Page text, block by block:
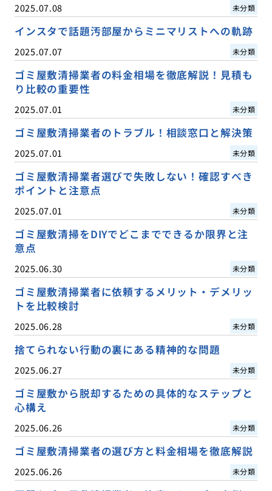
2025.07.08 未分類
インスタで話題汚部屋からミニマリストへの軌跡
2025.07.07 未分類
ゴミ屋敷清掃業者の料金相場を徹底解説！見積も
り比較の重要性
2025.07.01 未分類
ゴミ屋敷清掃業者のトラブル！相談窓口と解決策
2025.07.01 未分類
ゴミ屋敷清掃業者選びで失敗しない！確認すべき
ポイントと注意点
2025.07.01 未分類
ゴミ屋敷清掃をDIYでどこまでできるか限界と注
意点
2025.06.30 未分類
ゴミ屋敷清掃業者に依頼するメリット・デメリッ
トを比較検討
2025.06.28 未分類
捨てられない行動の裏にある精神的な問題
2025.06.27 未分類
ゴミ屋敷から脱却するための具体的なステップと
心構え
2025.06.26 未分類
ゴミ屋敷清掃業者の選び方と料金相場を徹底解説
2025.06.26 未分類